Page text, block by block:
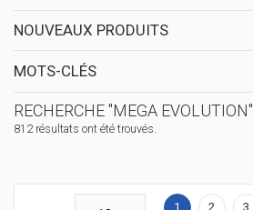
NOUVEAUX PRODUITS
MOTS-CLÉS
RECHERCHE "MEGA EVOLUTION"
812 résultats ont été trouvés.
1 2 3